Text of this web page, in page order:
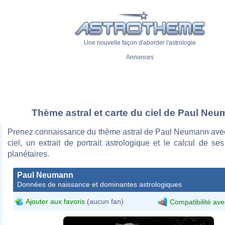
Une nouvelle façon d'aborder l'astrologie
Annonces
Thème astral et carte du ciel de Paul
Prenez connaissance du thème astral de Paul Neumann
ciel, un extrait de portrait astrologique et le calcul de
planétaires.
Paul Neumann
Données de naissance et dominantes astrologiques
Ajouter aux favoris (aucun fan) Compatibilité